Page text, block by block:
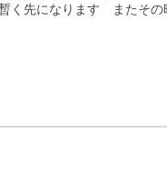
く先になります　またそ